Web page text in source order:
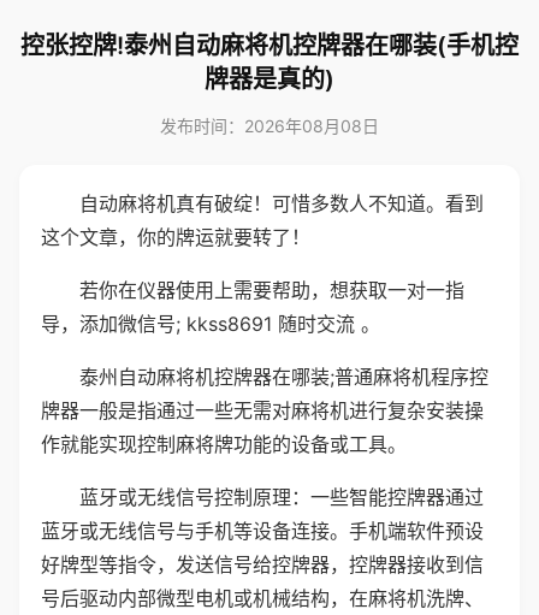
控张控牌!泰州自动麻将机控牌器在哪装(手机控
牌器是真的)
发布时间：2026年08月08日
自动麻将机真有破绽！可惜多数人不知道。看到
这个文章，你的牌运就要转了！
若你在仪器使用上需要帮助，想获取一对一指
导，添加微信号; kkss8691 随时交流 。
泰州自动麻将机控牌器在哪装;普通麻将机程序控
牌器一般是指通过一些无需对麻将机进行复杂安装操
作就能实现控制麻将牌功能的设备或工具。
蓝牙或无线信号控制原理：一些智能控牌器通过
蓝牙或无线信号与手机等设备连接。手机端软件预设
好牌型等指令，发送信号给控牌器，控牌器接收到信
号后驱动内部微型电机或机械结构，在麻将机洗牌、